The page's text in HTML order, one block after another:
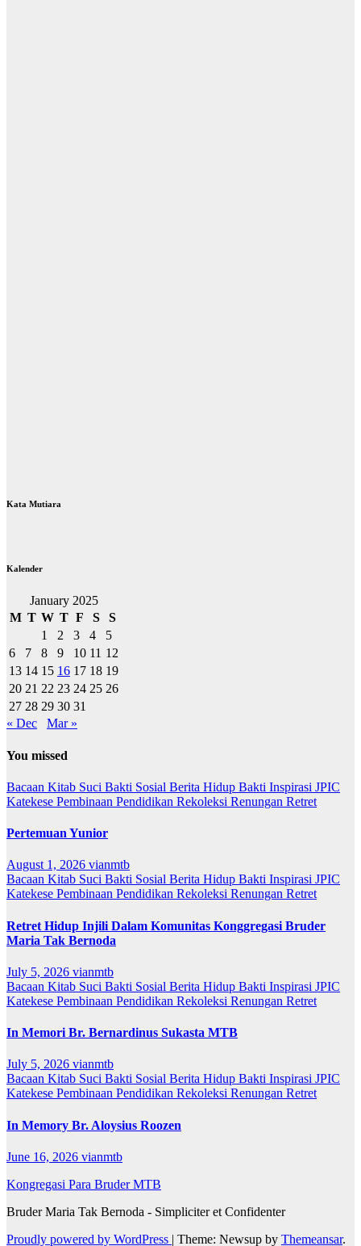
Kata Mutiara
Kalender
January 2025
M T W T F S
S
1
2 3 4
5
6
7 8 9 10 11 12
13 14 15 16 17 18 19
20 21 22 23 24 25 26
27 28 29 30 31
« Dec
Mar »
You missed
Bacaan Kitab Suci Bakti Sosial Berita Hidup Bakti Inspirasi JPIC
Katekese Pembinaan Pendidikan Rekoleksi Renungan Retret
Pertemuan Yunior
August 1, 2026 vianmtb
Bacaan Kitab Suci Bakti Sosial Berita Hidup Bakti Inspirasi JPIC
Katekese Pembinaan Pendidikan Rekoleksi Renungan Retret
Retret Hidup Injili Dalam Komunitas Konggregasi Bruder
Maria Tak Bernoda
July 5, 2026 vianmtb
Bacaan Kitab Suci Bakti Sosial Berita Hidup Bakti Inspirasi JPIC
Katekese Pembinaan Pendidikan Rekoleksi Renungan Retret
In Memori Br. Bernardinus Sukasta MTB
July 5, 2026 vianmtb
Bacaan Kitab Suci Bakti Sosial Berita Hidup Bakti Inspirasi JPIC
Katekese Pembinaan Pendidikan Rekoleksi Renungan Retret
In Memory Br. Aloysius Roozen
June 16, 2026 vianmtb
Kongregasi Para Bruder MTB
Bruder Maria Tak Bernoda - Simpliciter et Confidenter
Proudly powered by WordPress | Theme: Newsup by Themeansar.